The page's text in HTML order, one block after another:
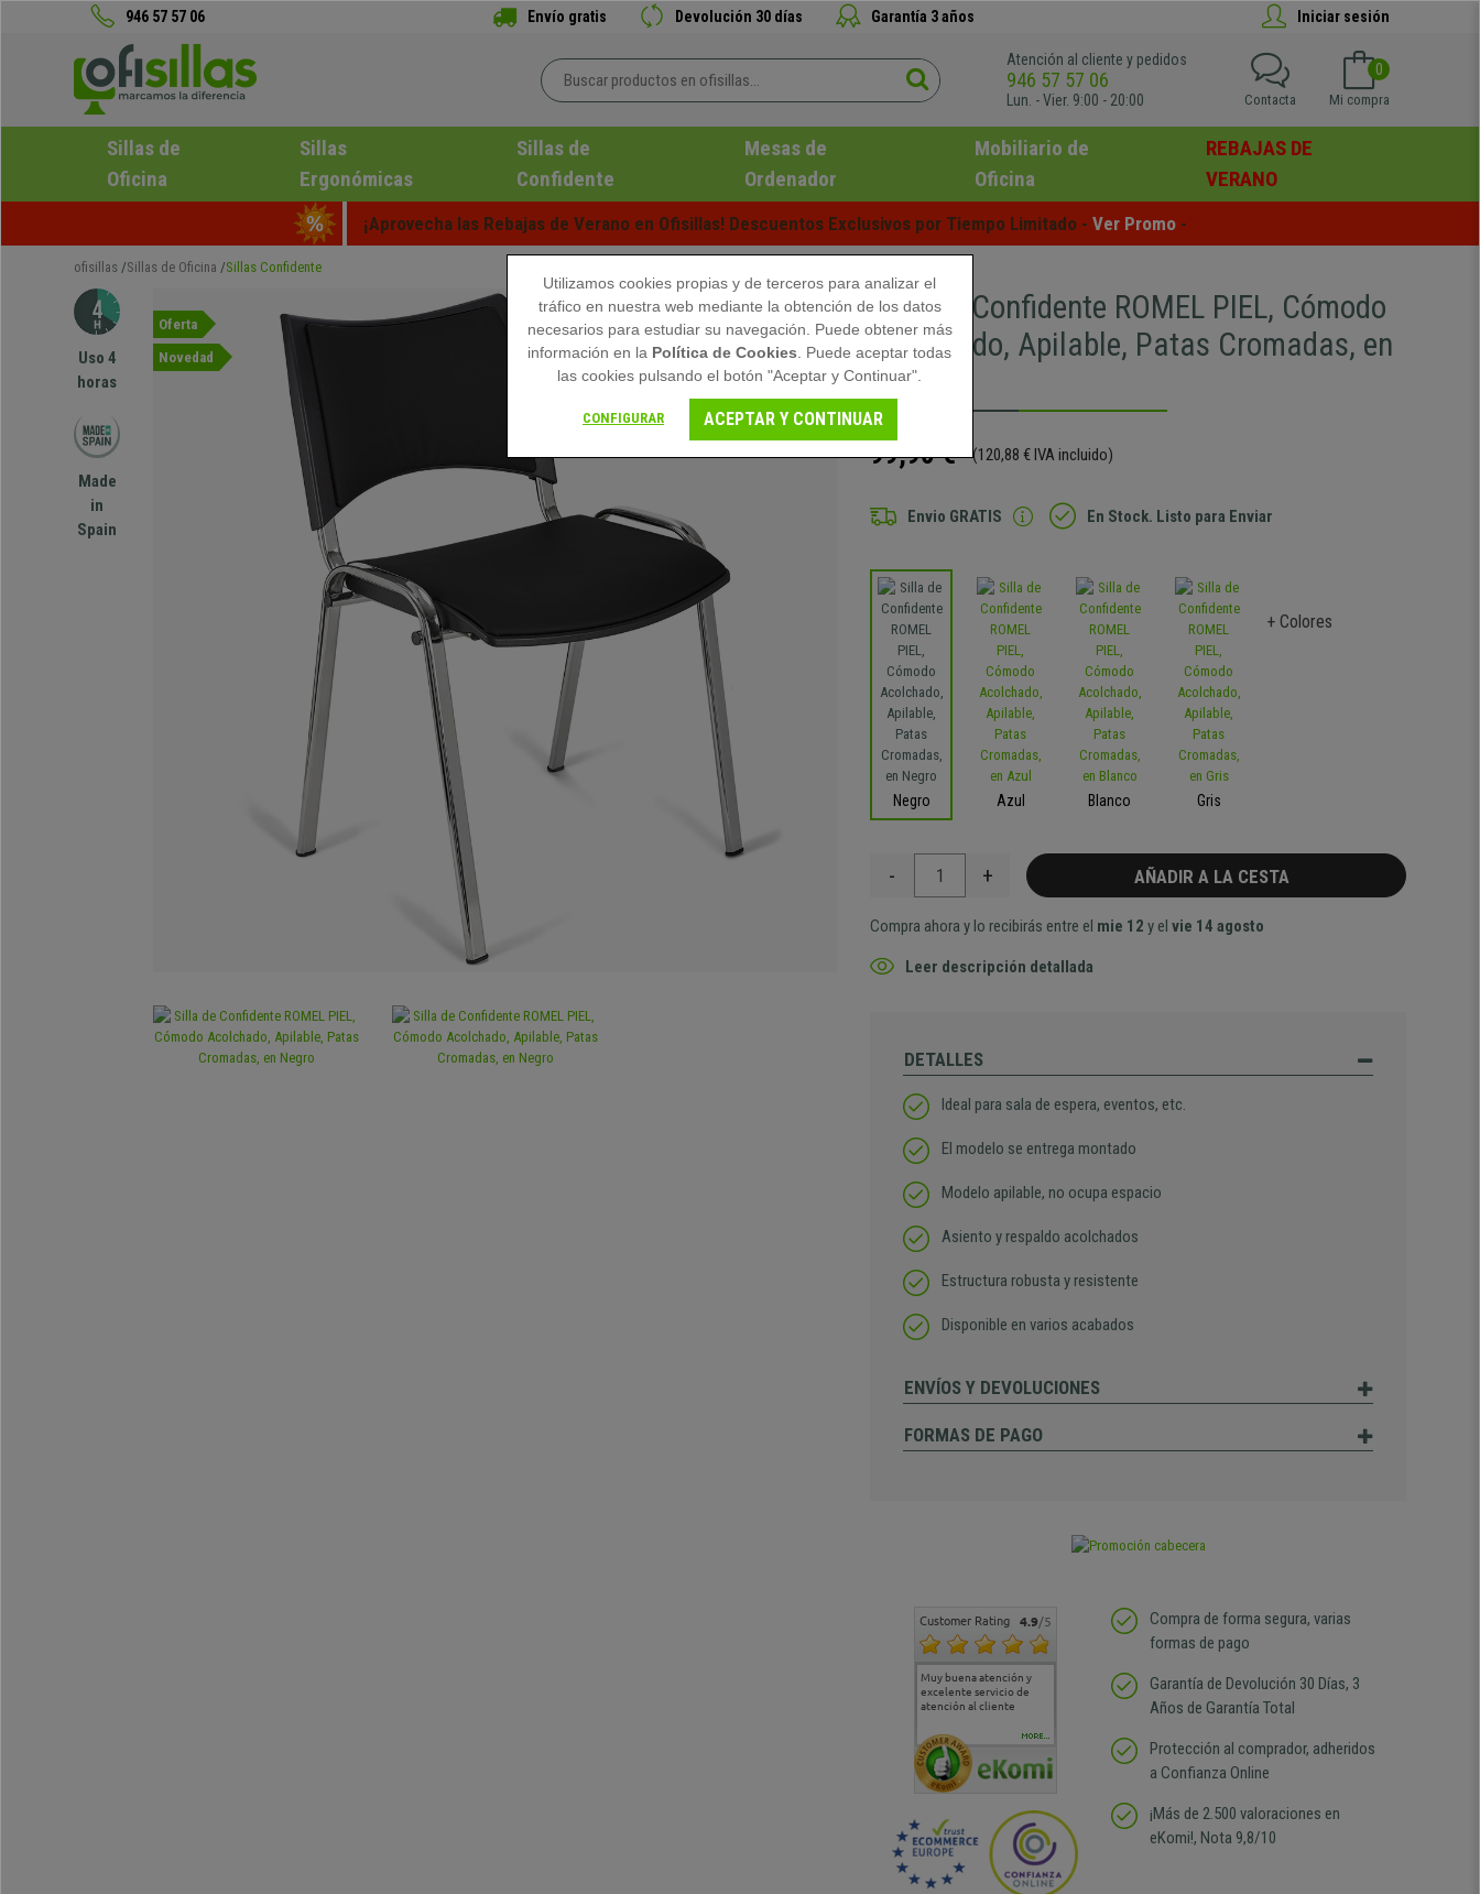
946 57 57 06 Envío gratis Devolución 30 días Garantía 3 años Iniciar sesión
Atención al cliente y pedidos
946 57 57 06
Lun. - Vier. 9:00 - 20:00
0
Mi compra
Contacta
Sillas de
Oficina
Sillas
Ergonómicas
Sillas de
Confidente
Mesas de
Ordenador
Mobiliario de
Oficina
REBAJAS DE
VERANO
¡Aprovecha las Rebajas de Verano en Ofisillas! Descuentos Exclusivos por Tiempo Limitado - Ver Promo -
ofisillas Sillas de Oficina Sillas Confidente
Uso 4
horas
Made
in
Spain
Oferta
Novedad
Silla de Confidente ROMEL PIEL, Cómodo
Acolchado, Apilable, Patas Cromadas, en
Negro
99,90 € (120,88 € IVA incluido)
Envio GRATIS En Stock. Listo para Enviar
Negro Azul Blanco Gris
+ Colores
- + AÑADIR A LA CESTA
Compra ahora y lo recibirás entre el mie 12 y elvie 14 agosto
Leer descripción detallada
DETALLES
Ideal para sala de espera, eventos, etc.
El modelo se entrega montado
Modelo apilable, no ocupa espacio
Asiento y respaldo acolchados
Estructura robusta y resistente
Disponible en varios acabados
ENVÍOS Y DEVOLUCIONES
FORMAS DE PAGO
Customer Rating 4.9/5
Muy buena atención y
excelente servicio de
atención al cliente
Muy buena atención de
cara al asesoramiento
comercial y el envío ha
Si estoy contento
Excelente relacion
calidad precio Plazo de
MORE...
Compra de forma segura, varias
formas de pago
Garantía de Devolución 30 Días, 3
Años de Garantía Total
Protección al comprador, adheridos
a Confianza Online
¡Más de 2.500 valoraciones en
eKomi!, Nota 9,8/10
Utilizamos cookies propias y de terceros para analizar el
tráfico en nuestra web mediante la obtención de los datos
necesarios para estudiar su navegación. Puede obtener más
información en la Política de Cookies . Puede aceptar todas
las cookies pulsando el botón "Aceptar y Continuar".
CONFIGURAR ACEPTAR Y CONTINUAR